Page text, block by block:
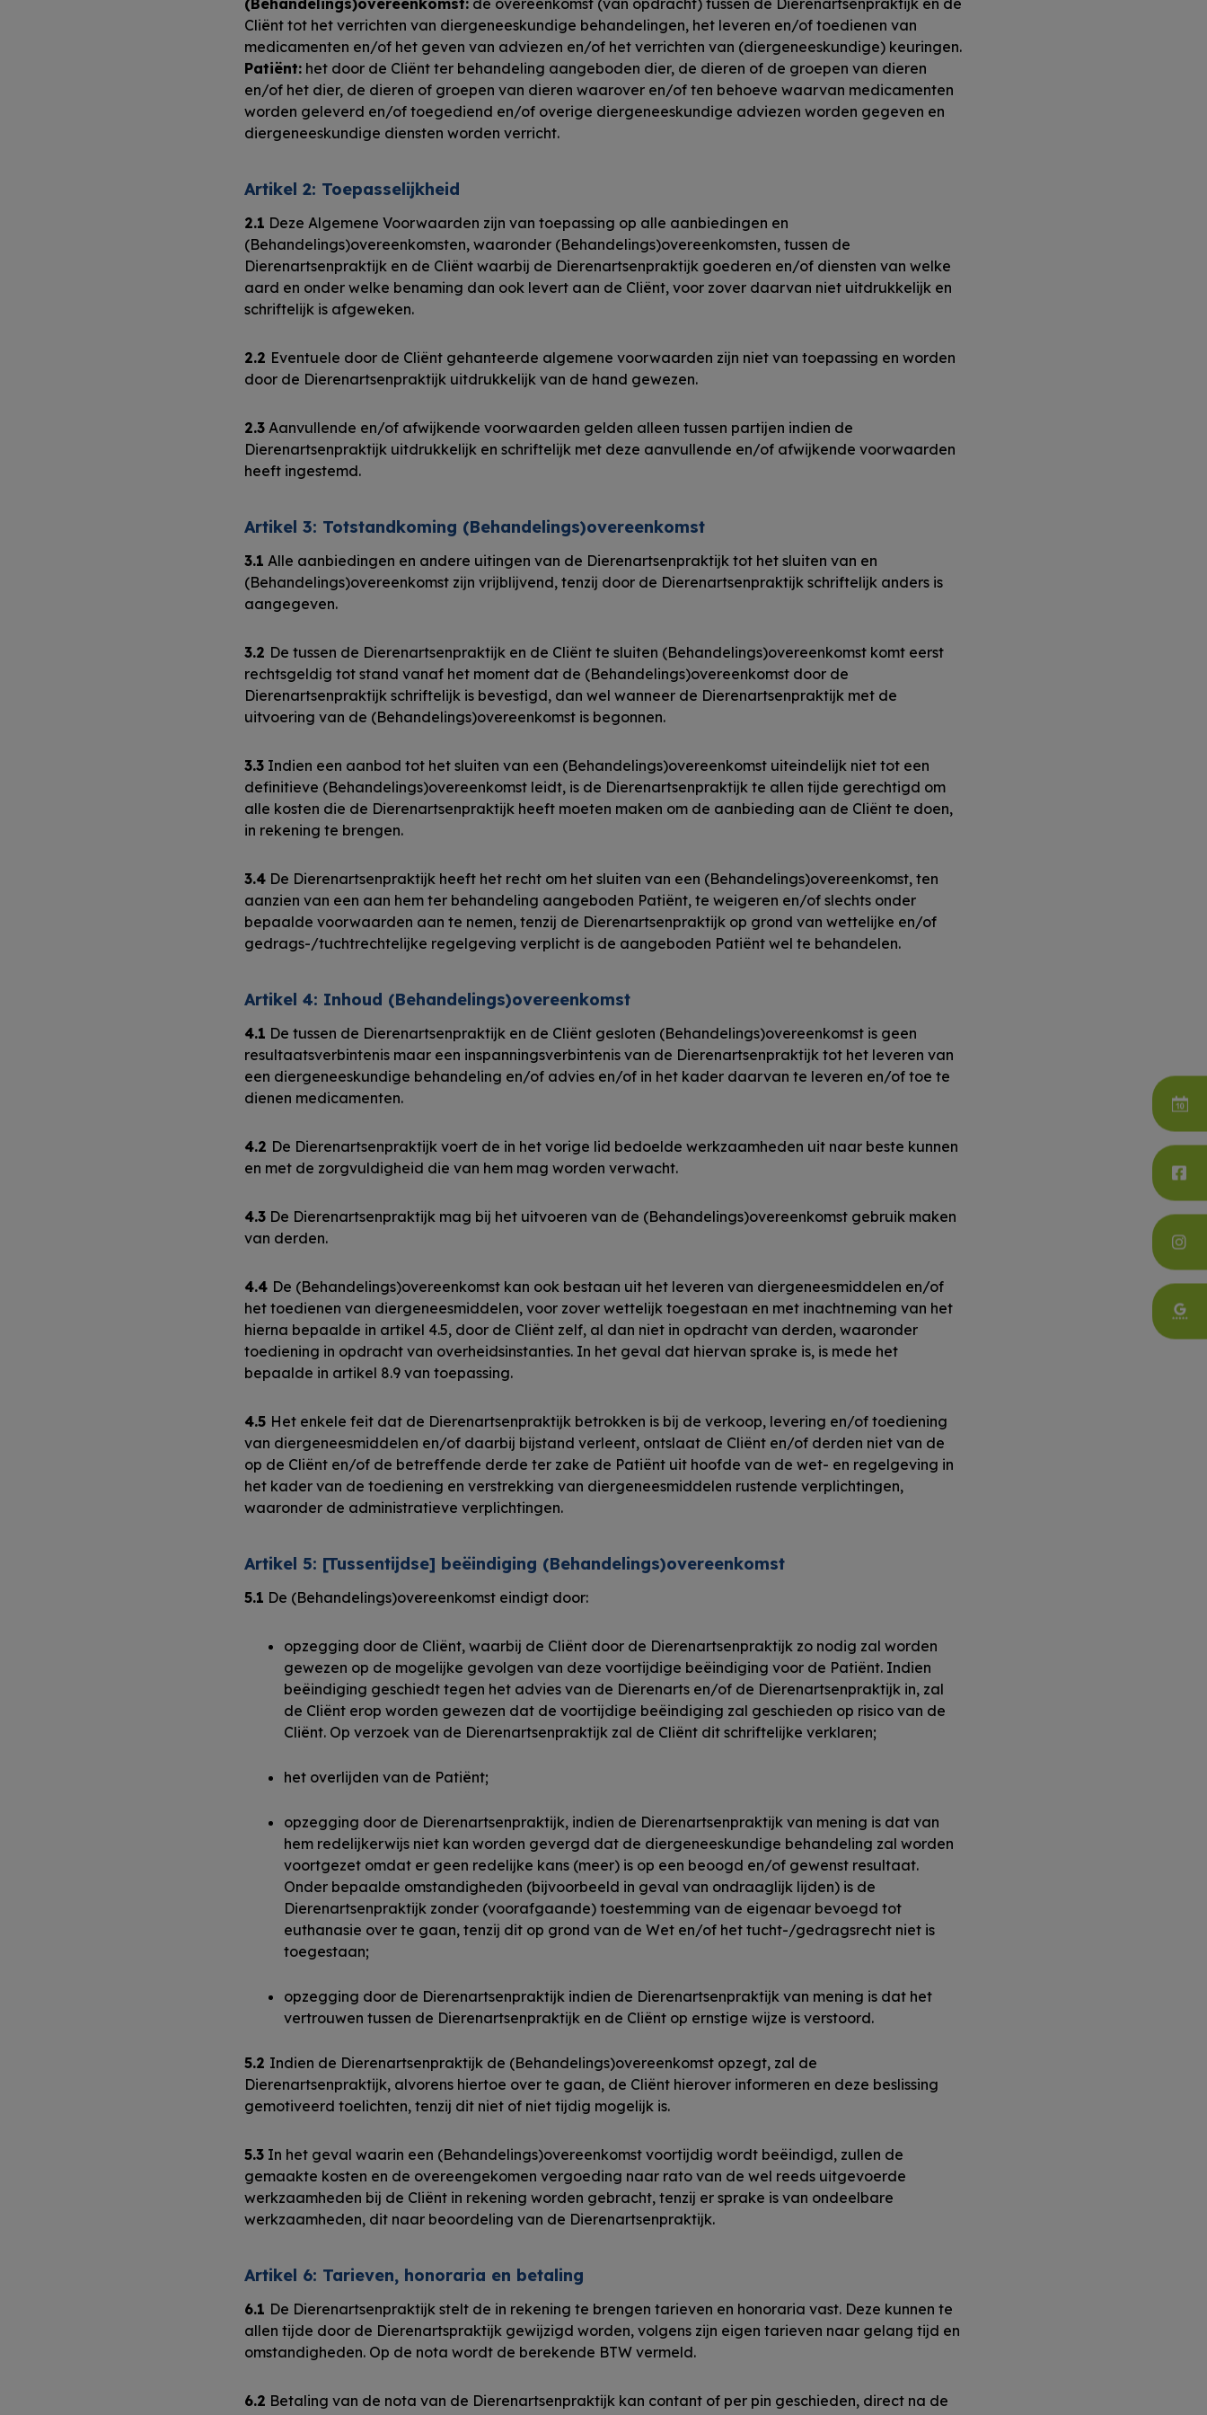
Cliënt tot het verrichten van diergeneeskundige behandelingen, het leveren en/of toedienen van
medicamenten en/of het geven van adviezen en/of het verrichten van (diergeneeskundige) keuringen.
Patiënt: het door de Cliënt ter behandeling aangeboden dier, de dieren of de groepen van dieren
en/of het dier, de dieren of groepen van dieren waarover en/of ten behoeve waarvan medicamenten
worden geleverd en/of toegediend en/of overige diergeneeskundige adviezen worden gegeven en
diergeneeskundige diensten worden verricht.
Artikel 2: Toepasselijkheid
2.1 Deze Algemene Voorwaarden zijn van toepassing op alle aanbiedingen en
(Behandelings)overeenkomsten, waaronder (Behandelings)overeenkomsten, tussen de
Dierenartsenpraktijk en de Cliënt waarbij de Dierenartsenpraktijk goederen en/of diensten van welke
aard en onder welke benaming dan ook levert aan de Cliënt, voor zover daarvan niet uitdrukkelijk en
schriftelijk is afgeweken.
2.2 Eventuele door de Cliënt gehanteerde algemene voorwaarden zijn niet van toepassing en worden
door de Dierenartsenpraktijk uitdrukkelijk van de hand gewezen.
2.3 Aanvullende en/of afwijkende voorwaarden gelden alleen tussen partijen indien de
Dierenartsenpraktijk uitdrukkelijk en schriftelijk met deze aanvullende en/of afwijkende voorwaarden
heeft ingestemd.
Artikel 3: Totstandkoming (Behandelings)overeenkomst
3.1 Alle aanbiedingen en andere uitingen van de Dierenartsenpraktijk tot het sluiten van en
(Behandelings)overeenkomst zijn vrijblijvend, tenzij door de Dierenartsenpraktijk schriftelijk anders is
aangegeven.
3.2 De tussen de Dierenartsenpraktijk en de Cliënt te sluiten (Behandelings)overeenkomst komt eerst
rechtsgeldig tot stand vanaf het moment dat de (Behandelings)overeenkomst door de
Dierenartsenpraktijk schriftelijk is bevestigd, dan wel wanneer de Dierenartsenpraktijk met de
uitvoering van de (Behandelings)overeenkomst is begonnen.
3.3 Indien een aanbod tot het sluiten van een (Behandelings)overeenkomst uiteindelijk niet tot een
definitieve (Behandelings)overeenkomst leidt, is de Dierenartsenpraktijk te allen tijde gerechtigd om
alle kosten die de Dierenartsenpraktijk heeft moeten maken om de aanbieding aan de Cliënt te doen,
in rekening te brengen.
3.4 De Dierenartsenpraktijk heeft het recht om het sluiten van een (Behandelings)overeenkomst, ten
aanzien van een aan hem ter behandeling aangeboden Patiënt, te weigeren en/of slechts onder
bepaalde voorwaarden aan te nemen, tenzij de Dierenartsenpraktijk op grond van wettelijke en/of
gedrags-/tuchtrechtelijke regelgeving verplicht is de aangeboden Patiënt wel te behandelen.
Artikel 4: Inhoud (Behandelings)overeenkomst
4.1 De tussen de Dierenartsenpraktijk en de Cliënt gesloten (Behandelings)overeenkomst is geen
resultaatsverbintenis maar een inspanningsverbintenis van de Dierenartsenpraktijk tot het leveren van
een diergeneeskundige behandeling en/of advies en/of in het kader daarvan te leveren en/of toe te
dienen medicamenten.
4.2 De Dierenartsenpraktijk voert de in het vorige lid bedoelde werkzaamheden uit naar beste kunnen
en met de zorgvuldigheid die van hem mag worden verwacht.
4.3 De Dierenartsenpraktijk mag bij het uitvoeren van de (Behandelings)overeenkomst gebruik maken
van derden.
4.4 De (Behandelings)overeenkomst kan ook bestaan uit het leveren van diergeneesmiddelen en/of
het toedienen van diergeneesmiddelen, voor zover wettelijk toegestaan en met inachtneming van het
hierna bepaalde in artikel 4.5, door de Cliënt zelf, al dan niet in opdracht van derden, waaronder
toediening in opdracht van overheidsinstanties. In het geval dat hiervan sprake is, is mede het
bepaalde in artikel 8.9 van toepassing.
4.5 Het enkele feit dat de Dierenartsenpraktijk betrokken is bij de verkoop, levering en/of toediening
van diergeneesmiddelen en/of daarbij bijstand verleent, ontslaat de Cliënt en/of derden niet van de
op de Cliënt en/of de betreffende derde ter zake de Patiënt uit hoofde van de wet- en regelgeving in
het kader van de toediening en verstrekking van diergeneesmiddelen rustende verplichtingen,
waaronder de administratieve verplichtingen.
Artikel 5: [Tussentijdse] beëindiging (Behandelings)overeenkomst
5.1 De (Behandelings)overeenkomst eindigt door:
opzegging door de Cliënt, waarbij de Cliënt door de Dierenartsenpraktijk zo nodig zal worden
gewezen op de mogelijke gevolgen van deze voortijdige beëindiging voor de Patiënt. Indien
beëindiging geschiedt tegen het advies van de Dierenarts en/of de Dierenartsenpraktijk in, zal
de Cliënt erop worden gewezen dat de voortijdige beëindiging zal geschieden op risico van de
Cliënt. Op verzoek van de Dierenartsenpraktijk zal de Cliënt dit schriftelijke verklaren;
het overlijden van de Patiënt;
opzegging door de Dierenartsenpraktijk, indien de Dierenartsenpraktijk van mening is dat van
hem redelijkerwijs niet kan worden gevergd dat de diergeneeskundige behandeling zal worden
voortgezet omdat er geen redelijke kans (meer) is op een beoogd en/of gewenst resultaat.
Onder bepaalde omstandigheden (bijvoorbeeld in geval van ondraaglijk lijden) is de
Dierenartsenpraktijk zonder (voorafgaande) toestemming van de eigenaar bevoegd tot
euthanasie over te gaan, tenzij dit op grond van de Wet en/of het tucht-/gedragsrecht niet is
toegestaan;
opzegging door de Dierenartsenpraktijk indien de Dierenartsenpraktijk van mening is dat het
vertrouwen tussen de Dierenartsenpraktijk en de Cliënt op ernstige wijze is verstoord.
5.2 Indien de Dierenartsenpraktijk de (Behandelings)overeenkomst opzegt, zal de
Dierenartsenpraktijk, alvorens hiertoe over te gaan, de Cliënt hierover informeren en deze beslissing
gemotiveerd toelichten, tenzij dit niet of niet tijdig mogelijk is.
5.3 In het geval waarin een (Behandelings)overeenkomst voortijdig wordt beëindigd, zullen de
gemaakte kosten en de overeengekomen vergoeding naar rato van de wel reeds uitgevoerde
werkzaamheden bij de Cliënt in rekening worden gebracht, tenzij er sprake is van ondeelbare
werkzaamheden, dit naar beoordeling van de Dierenartsenpraktijk.
Artikel 6: Tarieven, honoraria en betaling
6.1 De Dierenartsenpraktijk stelt de in rekening te brengen tarieven en honoraria vast. Deze kunnen te
allen tijde door de Dierenartspraktijk gewijzigd worden, volgens zijn eigen tarieven naar gelang tijd en
omstandigheden. Op de nota wordt de berekende BTW vermeld.
6.2 Betaling van de nota van de Dierenartsenpraktijk kan contant of per pin geschieden, direct na de